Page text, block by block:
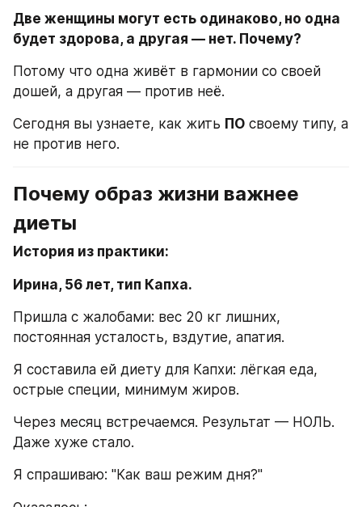
Две женщины могут есть одинаково, но одна
будет здорова, а другая — нет. Почему?
Потому что одна живёт в гармонии со своей
дошей, а другая — против неё.
Сегодня вы узнаете, как жить ПО своему типу, а
не против него.
Почему образ жизни важнее
диеты
История из практики:
Ирина, 56 лет, тип Капха.
Пришла с жалобами: вес 20 кг лишних,
постоянная усталость, вздутие, апатия.
Я составила ей диету для Капхи: лёгкая еда,
острые специи, минимум жиров.
Через месяц встречаемся. Результат — НОЛЬ.
Даже хуже стало.
Я спрашиваю: "Как ваш режим дня?"